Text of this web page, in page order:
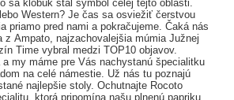
sa klobúk stal symbol celej tejto oblasti.
Western? Je čas sa osviežiť čerstvou
priamo pred nami a pokračujeme. Čaká nás
z Ampato, najzachovalejšia múmia Južnej
Time vybral medzi TOP10 objavov.
a my máme pre Vás nachystanú špecialitku
na celé námestie. Už nás tu poznajú
najlepšie stoly. Ochutnajte Rocoto
ktorá pripomína našu plnenú papriku